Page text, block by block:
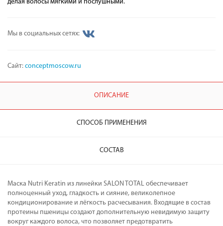
делая волосы мягкими и послушными.
Мы в социальных сетях:
Сайт: conceptmoscow.ru
ОПИСАНИЕ
СПОСОБ ПРИМЕНЕНИЯ
СОСТАВ
Маска Nutri Keratin из линейки SALON TOTAL обеспечивает
полноценный уход, гладкость и сияние, великолепное
кондиционирование и лёгкость расчесывания. Входящие в состав
протеины пшеницы создают дополнительную невидимую защиту
вокруг каждого волоса, что позволяет предотвратить